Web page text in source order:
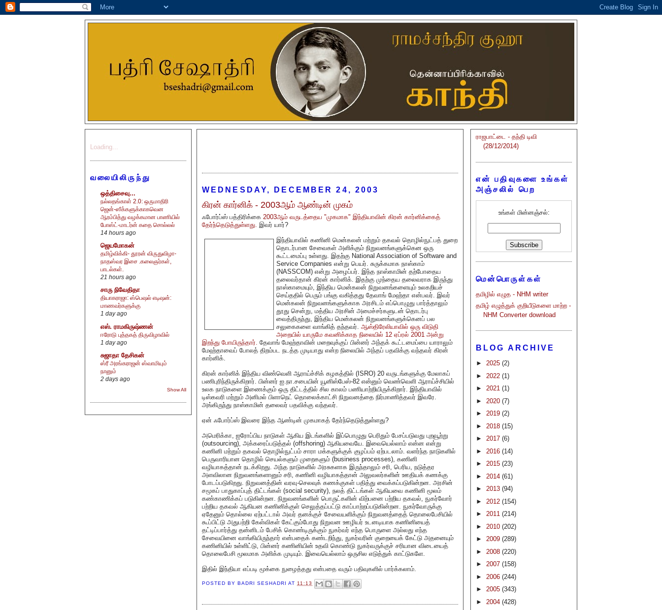
Loading...
வலையிலிருந்து
ஒத்திசைவு...
நல்லதங்காள் 2.0: ஒருமாதிரி
ஜென்-ஸீக்களுக்காகவென
ஆரம்பித்து வழக்கமான பாணியில்
போஸ்ட்-மாடர்ன் கதை சொல்லல்
14 hours ago
ஜெயமோகன்
தமிழ்விக்கி- தூரன் விருதுவிழா-
நாதஸ்வர இசை .கலைஞர்கள்,
பாடல்கள்.
21 hours ago
சாரு நிவேதிதா
தியாகராஜா: ஸ்பெஷல் எடிஷன்:
மாணவர்களுக்கு
1 day ago
எஸ். ராமகிருஷ்ணன்
ஈரோடு புத்தகத் திருவிழாவில்
1 day ago
சுஜாதா தேசிகன்
ஸ்ரீ அரங்கராஜன் ஸ்வாமியும்
நானும்
2 days ago
Show All
WEDNESDAY, DECEMBER 24, 2003
கிரன் கார்னிக் - 2003ஆம் ஆண்டின் முகம்
ஃபோர்ப்ஸ் பத்திரிக்கை 2003ஆம் வருடத்தைய "முகமாக" இந்தியாவின் கிரன் கார்னிக்கைத்
தேர்ந்தெடுத்துள்ளது. இவர் யார்?
இந்தியாவில் கணினி மென்கலன் மற்றும் தகவல் தொழில்நுட்பத் துறை
தொடர்பான சேவைகள் அளிக்கும் நிறுவனங்களுக்கென ஒரு
கூட்டமைப்பு உள்ளது. இதற்கு National Association of Software and
Service Companies என்று பெயர். சுருக்கமாக நாஸ்காம்
(NASSCOM) என்று அழைப்பர். இந்த நாஸ்காமின் தற்போதைய
தலைவர்தான் கிரன் கார்னிக். இதற்கு முந்தைய தலைவராக இருந்து
நாஸ்காமையும், இந்திய மென்கலன் நிறுவனங்களையும் உலகறியச்
செய்ததில் பெரும் பங்கு வகித்தது தேவாங் மேஹ்தா என்பவர். இவர்
மென்கலன் நிறுவனங்களுக்காக அரசிடம் எப்பொழுது பார்த்தாலும்
தூது சென்று, மத்திய அரசின் அமைச்சர்களுடன் தொடர்பு
வைத்திருந்து, இந்திய மென்கலன் நிறுவனங்களுக்கெனப் பல
சலுகைகளை வாங்கித் தந்தவர். ஆஸ்திரேலியாவில் ஒரு விடுதி
அறையில் யாருமே கவனிக்காத நிலையில் 12 ஏப்ரல் 2001 அன்று
இறந்து போயிருந்தார். தேவாங் மேஹ்தாவின் மறைவுக்குப் பின்னர் அந்தக் கூட்டமைப்பை யாராலும்
மேஹ்தாவைப் போலத் திறம்பட நடத்த முடியாது என்ற நிலையில் அந்தப் பதவிக்கு வந்தவர் கிரன்
கார்னிக்.
கிரன் கார்னிக் இந்திய விண்வெளி ஆராய்ச்சிக் கழகத்தில் (ISRO) 20 வருடங்களுக்கு மேலாகப்
பணிபுரிந்திருக்கிறார். பின்னர் ஐ.நா.சபையின் யூனிஸ்பேஸ்-82 என்னும் வெண்வெளி ஆராய்ச்சியில்
உலக நாடுகளை இணைக்கும் ஒரு திட்டத்தில் சில காலம் பணியாற்றியிருக்கிறார். இந்தியாவில்
டிஸ்கவரி மற்றும் அனிமல் பிளாநெட் தொலைக்காட்சி நிறுவனத்தை நிர்மாணித்தவர் இவரே.
அங்கிருந்து நாஸ்காமின் தலைவர் பதவிக்கு வந்தவர்.
ஏன் ஃபோர்ப்ஸ் இவரை இந்த ஆண்டின் முகமாகத் தேர்ந்தெடுத்துள்ளது?
அமெரிக்கா, ஐரோப்பிய நாடுகள் ஆகிய இடங்களில் இப்பொழுது பெரிதும் பேசப்படுவது புறவூற்று
(outsourcing), அக்கரைப்படுத்தல் (offshoring) ஆகியவையே. இவையெல்லாம் என்ன என்று
கணினி மற்றும் தகவல் தொழில்நுட்பம் சாரா மக்களுக்குக் குழப்பம் ஏற்படலாம். வளர்ந்த நாடுகளில்
பெருவாரியான தொழில் செயல்களும் முறைகளும் (business processes), கணினி
வழியாகத்தான் நடக்கிறது. அந்த நாடுகளில் அரசுகளாக இருந்தாலும் சரி, பெரிய, நடுத்தர
அளவிலான நிறுவனங்களானும் சரி, கணினி வழியாகத்தான் அலுவலர்களின் ஊதியக் கணக்கு
போடப்படுகிறது. நிறுவனத்தின் வரவு-செலவுக் கணக்குகள் பதித்து வைக்கப்படுகின்றன. அரசின்
சமூகப் பாதுகாப்புத் திட்டங்கள் (social security), நலத் திட்டங்கள் ஆகியவை கணினி மூலம்
கண்காணிக்கப் படுகின்றன. நிறுவனங்களின் பொருட்களின் விற்பனை பற்றிய தகவல், நுகர்வோர்
பற்றிய தகவல் ஆகியன கணினிக்குள் செலுத்தப்பட்டு காப்பாற்றப்படுகின்றன. நுகர்வோருக்கு
ஏதேனும் தொல்லை ஏற்பட்டால் அவர் தனக்குச் சேவையளிக்கும் நிறுவனத்தைத் தொலைபேசியில்
கூப்பிட்டு அதுபற்றி கேள்விகள் கேட்கும்போது நிறுவன ஊழியர் உடனடியாக கணினியைத்
தட்டிப்பார்த்து தன்னிடம் பேசிக் கொண்டிருக்கும் நுகர்வர் எந்த பொருளை அல்லது எந்த
சேவையினை வாங்கியிருந்தார் என்பதைக் கண்டறிந்து, நுகர்வரின் குறையைக் கேட்டு அதனையும்
கணினியில் உள்ளிட்டு, பின்னர் கணினியின் உதவி கொண்டு நுகர்வருக்குச் சரியான விடையைத்
தொலைபேசி மூலமாக அளிக்க முடியும். இவையெல்லாம் ஒருசில எடுத்துக் காட்டுகளே.
இதில் இந்தியா எப்படி மூக்கை நுழைத்தது என்பதை வரும் பதிவுகளில் பார்க்கலாம்.
POSTED BY BADRI SESHADRI AT11:13
ராஜபாட்டை - தந்தி டிவி
(28/12/2014)
என் பதிவுகளை உங்கள்
அஞ்சலில் பெற
உங்கள் மின்னஞ்சல்:
மென்பொருள்கள்
தமிழில் எழுத - NHM writer
தமிழ் எழுத்துக் குறியீடுகளை மாற்ற -
NHM Converter download
BLOG ARCHIVE
► 2025 (2)
► 2022 (1)
► 2021 (1)
► 2020 (7)
► 2019 (2)
► 2018 (15)
► 2017 (6)
► 2016 (14)
► 2015 (23)
► 2014 (61)
► 2013 (94)
► 2012 (154)
► 2011 (214)
► 2010 (202)
► 2009 (289)
► 2008 (220)
► 2007 (158)
► 2006 (244)
► 2005 (343)
► 2004 (428)